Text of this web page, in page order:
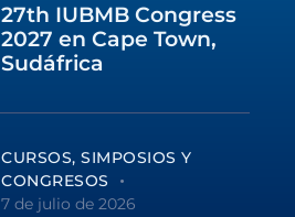
27th IUBMB Congress
2027 en Cape Town,
Sudáfrica
CURSOS, SIMPOSIOS Y
CONGRESOS
7 de julio de 2026